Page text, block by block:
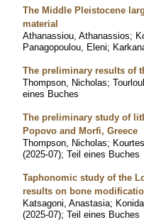
The Middle Pleistocene
material
Athanassiou, Athanassios;
Panagopoulou, Eleni;
The preliminary results of
Thompson, Nicholas;
eines Buches
The preliminary study of
Popovo and Morfi, Greece
Thompson, Nicholas;
(2025-07); Teil eines Buches
Taphonomic study of the
results on bone
Katsagoni, Anastasia;
(2025-07); Teil eines Buches